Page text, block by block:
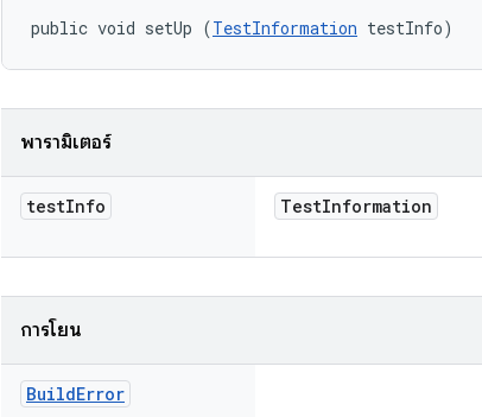
public void setUp (TestInformation testInfo)
พารามิเตอร์
testInfo TestInformation
การโยน
BuildError